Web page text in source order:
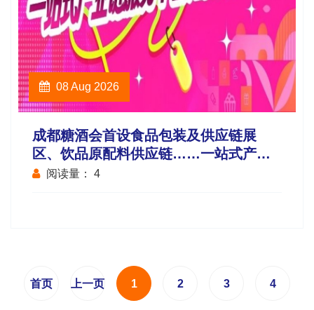
08 Aug 2026
成都糖酒会首设食品包装及供应链展
区、饮品原配料供应链……一站式产业
链服务平台如何赋能企业？
阅读量： 4
首页 上一页 1 2 3 4